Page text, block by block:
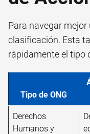
Para navegar mejor
clasificación. Esta
rápidamente el tipo
Tipo de ONG
Derechos
Humanos y